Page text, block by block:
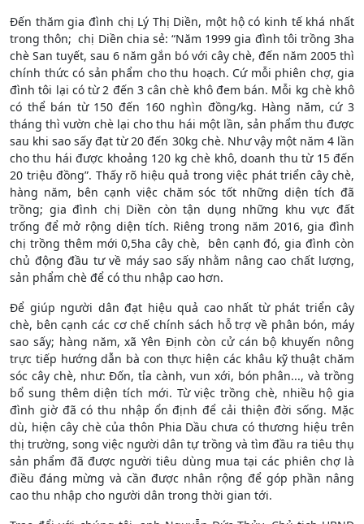
Đến thăm gia đình chị Lý Thị Diền, một hộ có kinh tế khá nhất
trong thôn; chị Diền chia sẻ: “Năm 1999 gia đình tôi trồng 3ha
chè San tuyết, sau 6 năm gắn bó với cây chè, đến năm 2005 thì
chính thức có sản phẩm cho thu hoạch. Cứ mỗi phiên chợ, gia
đình tôi lại có từ 2 đến 3 cân chè khô đem bán. Mỗi kg chè khô
có thể bán từ 150 đến 160 nghìn đồng/kg. Hàng năm, cứ 3
tháng thì vườn chè lại cho thu hái một lần, sản phẩm thu được
sau khi sao sấy đạt từ 20 đến 30kg chè. Như vậy một năm 4 lần
cho thu hái được khoảng 120 kg chè khô, doanh thu từ 15 đến
20 triệu đồng”. Thấy rõ hiệu quả trong việc phát triển cây chè,
hàng năm, bên cạnh việc chăm sóc tốt những diện tích đã
trồng; gia đình chị Diền còn tận dụng những khu vực đất
trống để mở rộng diện tích. Riêng trong năm 2016, gia đình
chị trồng thêm mới 0,5ha cây chè, bên cạnh đó, gia đình còn
chủ động đầu tư về máy sao sấy nhằm nâng cao chất lượng,
sản phẩm chè để có thu nhập cao hơn.
Để giúp người dân đạt hiệu quả cao nhất từ phát triển cây
chè, bên cạnh các cơ chế chính sách hỗ trợ về phân bón, máy
sao sấy; hàng năm, xã Yên Định còn cử cán bộ khuyến nông
trực tiếp hướng dẫn bà con thực hiện các khâu kỹ thuật chăm
sóc cây chè, như: Đốn, tỉa cành, vun xới, bón phân..., và trồng
bổ sung thêm diện tích mới. Từ việc trồng chè, nhiều hộ gia
đình giờ đã có thu nhập ổn định để cải thiện đời sống. Mặc
dù, hiện cây chè của thôn Phia Dầu chưa có thương hiệu trên
thị trường, song việc người dân tự trồng và tìm đầu ra tiêu thụ
sản phẩm đã được người tiêu dùng mua tại các phiên chợ là
điều đáng mừng và cần được nhân rộng để góp phần nâng
cao thu nhập cho người dân trong thời gian tới.